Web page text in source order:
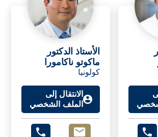
الأستاذ الدكتور
ماكوتو ناكامورا
كولونيا
الانتقال إلى
الملف الشخصي